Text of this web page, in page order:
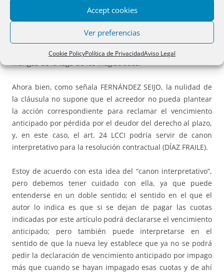
Accept cookies
Ver preferencias
Cookie PolicyPolítica de PrivacidadAviso Legal
PANTALEÓN o GUILARTE obligará al Tribunal Supremo,
bolillos, e interprétese adecuadamente el símil, que no
pretende hacer referencia a las puñetas que adornan las
mangas de la toga de los magistrados.
Ahora bien, como señala FERNÁNDEZ SEIJO, la nulidad de
la cláusula no supone que el acreedor no pueda plantear
la acción correspondiente para reclamar el vencimiento
anticipado por pérdida por el deudor del derecho al plazo,
y, en este caso, el art. 24 LCCI podría servir de canon
interpretativo para la resolución contractual (DÍAZ FRAILE).
Estoy de acuerdo con esta idea del “canon interpretativo”,
pero debemos tener cuidado con ella, ya que puede
entenderse en un doble sentido; el sentido en el que el
autor lo indica es que si se dejan de pagar las cuotas
indicadas por este artículo podrá declararse el vencimiento
anticipado; pero también puede interpretarse en el
sentido de que la nueva ley establece que ya no se podrá
pedir la declaración de vencimiento anticipado por impago
más que cuando se hayan impagado esas cuotas y de ahí